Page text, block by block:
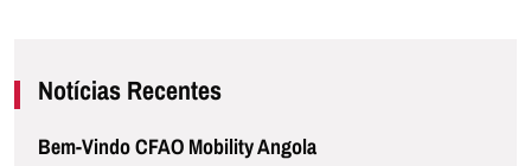
Notícias Recentes
Bem-Vindo CFAO Mobility Angola